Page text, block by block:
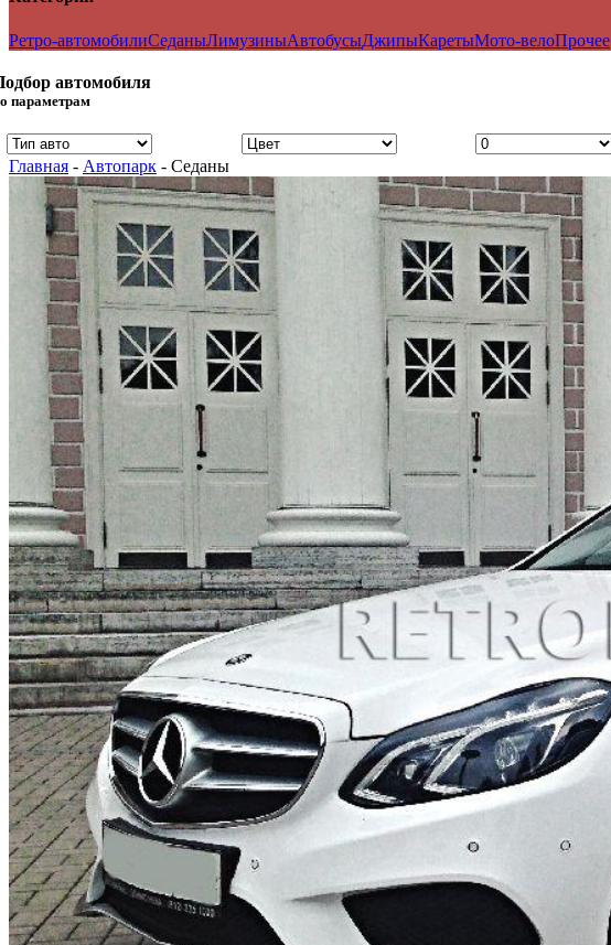
Ретро-автомобилиСеданыЛимузиныАвтобусыДжипыКаретыМото-велоПрочее
автомобиля
параметрам
Главная - Автопарк - Седаны